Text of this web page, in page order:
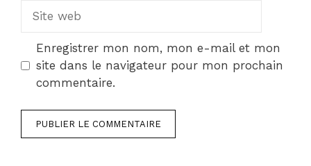
Site
Enregistrer mon nom, mon e-mail et mon
site dans le navigateur pour mon prochain
commentaire.